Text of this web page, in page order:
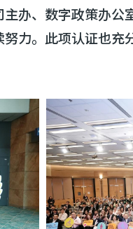
办、数字政策办
力。此项认证也